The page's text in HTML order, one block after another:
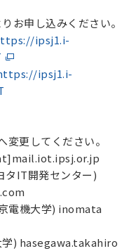
お申し込みください。
ipsj1.i-
ipsj1.i-
更してください。
タIT開発センター)
電機大学) inomata
学) hasegawa.takahiro